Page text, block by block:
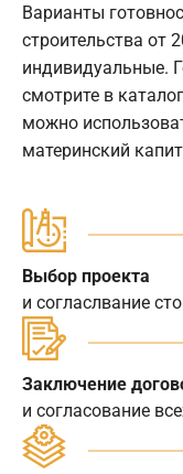
Варианты
строительства от
индивидуальные.
смотрите в
можно
материнский
Выбор проекта
и согласлвание
Заключение
и согласование